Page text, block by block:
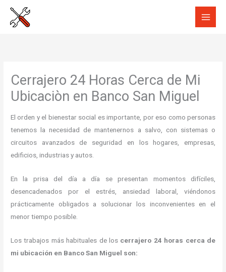
Cerrajero 24 Horas Cerca de Mi
Ubicaciòn en Banco San Miguel
El orden y el bienestar social es importante, por eso como personas
tenemos la necesidad de mantenernos a salvo, con sistemas o
circuitos avanzados de seguridad en los hogares, empresas,
edificios, industrias y autos.
En la prisa del día a día se presentan momentos difíciles,
desencadenados por el estrés, ansiedad laboral, viéndonos
prácticamente obligados a solucionar los inconvenientes en el
menor tiempo posible.
Los trabajos más habituales de los cerrajero 24 horas cerca de
mi ubicación en Banco San Miguel son: